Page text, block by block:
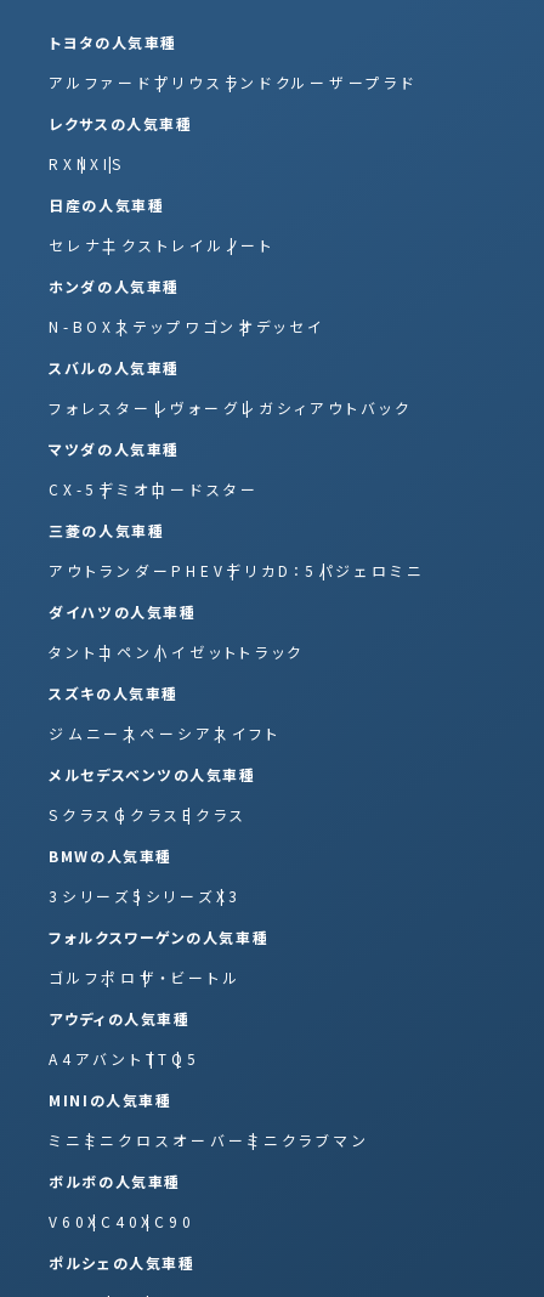
トヨタの人気車種
アルファード プリウス ランドクルーザープラド
レクサスの人気車種
RX NXIS
日産の人気車種
セレナエクストレイル ノート
ホンダの人気車種
N-BOX ステップワゴン オデッセイ
スバルの人気車種
フォレスター レヴォーグ レガシィアウトバック
マツダの人気車種
CX-5 デミオロードスター
三菱の人気車種
アウトランダーPHEV デリカD：5 パジェロミニ
ダイハツの人気車種
タントコペン ハイゼットトラック
スズキの人気車種
ジムニー スペーシア スイフト
メルセデスベンツの人気車種
SクラスGクラスEクラス
BMWの人気車種
3シリーズ5シリーズX3
フォルクスワーゲンの人気車種
ゴルフポロ ザ・ビートル
アウディの人気車種
A4アバント TTQ5
MINIの人気車種
ミニ ミニクロスオーバー ミニクラブマン
ボルボの人気車種
V60XC40XC90
ポルシェの人気車種